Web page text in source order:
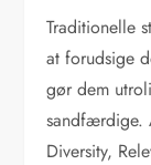
Traditionelle
at forudsige
gør dem
sandfærdige.
Diversity,